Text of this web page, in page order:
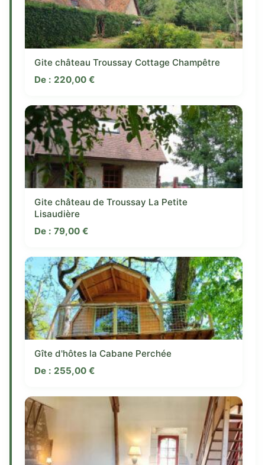
Gite château Troussay Cottage Champêtre
De : 220,00 €
Gite château de Troussay La Petite
Lisaudière
De : 79,00 €
Gîte d'hôtes la Cabane Perchée
De : 255,00 €